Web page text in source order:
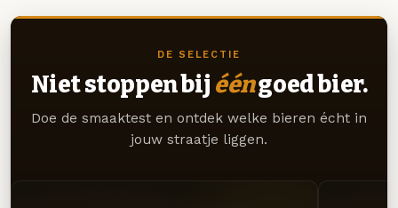
DE SELECTIE
Niet stoppen bij ééngoed bier.
Doe de smaaktest en ontdek welke bieren écht in
jouw straatje liggen.